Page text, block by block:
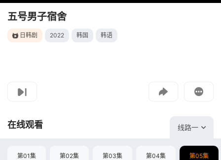
五号男子宿舍
日韩剧 2022 韩国 韩语
如遇无法播放请提交给我们
在线观看 线路一
第01集 第02集 第03集 第04集 第05集